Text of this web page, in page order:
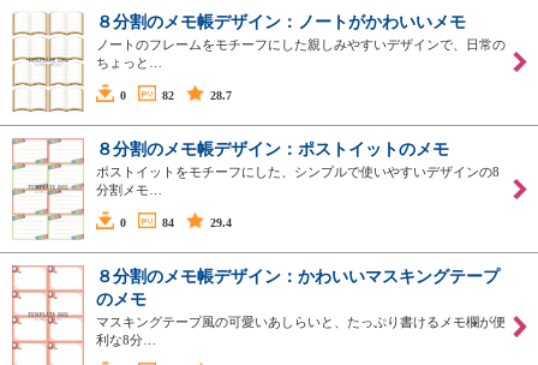
８分割のメモ帳デザイン：ノートがかわいいメモ
ノートのフレームをモチーフにした親しみやすいデザインで、日常の
ちょっと…
0 82 28.7
８分割のメモ帳デザイン：ポストイットのメモ
ポストイットをモチーフにした、シンプルで使いやすいデザインの8
分割メモ…
0 84 29.4
８分割のメモ帳デザイン：かわいいマスキングテープ
のメモ
マスキングテープ風の可愛いあしらいと、たっぷり書けるメモ欄が便
利な8分…